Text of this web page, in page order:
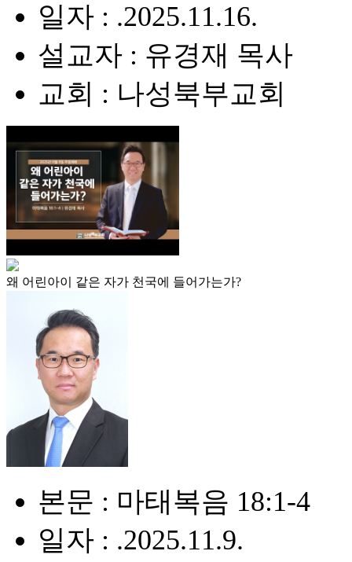
일자 : .2025.11.16.
설교자 : 유경재 목사
교회 : 나성북부교회
왜 어린아이 같은 자가 천국에 들어가는가?
본문 : 마태복음 18:1-4
일자 : .2025.11.9.